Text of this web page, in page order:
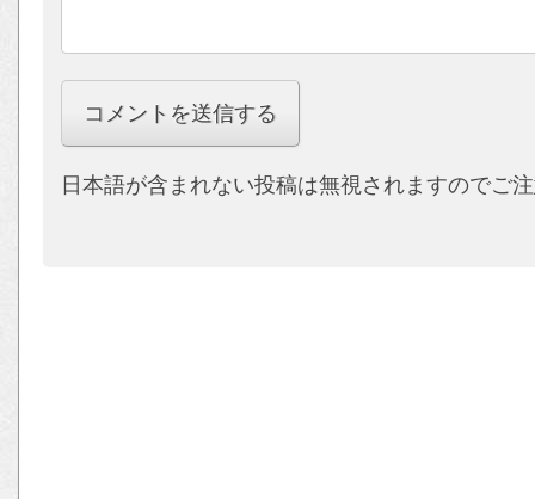
日本語が含まれない投稿は無視されますのでご